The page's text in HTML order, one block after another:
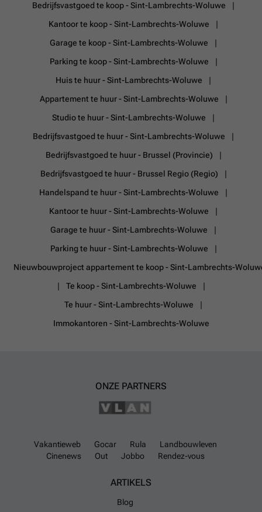
Bedrijfsvastgoed te koop - Sint-Lambrechts-Woluwe
Kantoor te koop - Sint-Lambrechts-Woluwe
Garage te koop - Sint-Lambrechts-Woluwe
Parking te koop - Sint-Lambrechts-Woluwe
Huis te huur - Sint-Lambrechts-Woluwe
Appartement te huur - Sint-Lambrechts-Woluwe
Studio te huur - Sint-Lambrechts-Woluwe
Bedrijfsvastgoed te huur - Sint-Lambrechts-Woluwe
Bedrijfsvastgoed te huur - Brussel (Provincie)
Bedrijfsvastgoed te huur - Brussel Regio (Regio)
Handelspand te huur - Sint-Lambrechts-Woluwe
Kantoor te huur - Sint-Lambrechts-Woluwe
Garage te huur - Sint-Lambrechts-Woluwe
Parking te huur - Sint-Lambrechts-Woluwe
Nieuwbouwproject appartement te koop - Sint-Lambrechts-
Te koop - Sint-Lambrechts-Woluwe
Te huur - Sint-Lambrechts-Woluwe
Immokantoren - Sint-Lambrechts-Woluwe
ONZE PARTNERS
Vakantieweb Gocar Rula
Landbouwleven
Cinenews
Out Jobbo Rendez-vous
ARTIKELS
Blog